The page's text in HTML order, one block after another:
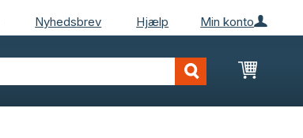
Min konto
Nyhedsbrev Hjælp
Min